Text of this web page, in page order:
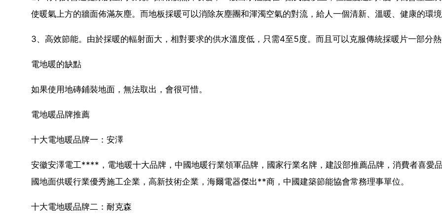
使暖氣上方的牆面佈滿灰塵。而地板採暖可以消除灰塵團和渾濁空氣的對流，給人一個清新、溫暖、健康的環境
3、高效節能。由於採暖的輻射面大，相對要求的供水溫度低，只需4至5度。而且可以克服傳統採暖片一部分熱
電地暖的缺點
如果使用地磚鋪裝地面，無法取出，會很可惜。
電地暖品牌推薦
十大電地暖品牌一：安澤
安徽安澤電工****，電地暖十大品牌，中國地暖行業領軍品牌，國家行業名牌，建設部推薦品牌，消費者喜愛
國地面供暖行業優秀施工企業，高新技術企業，海爾電器傑出**商，中國建築節能協會常務理事單位。
十大電地暖品牌二：耐克森